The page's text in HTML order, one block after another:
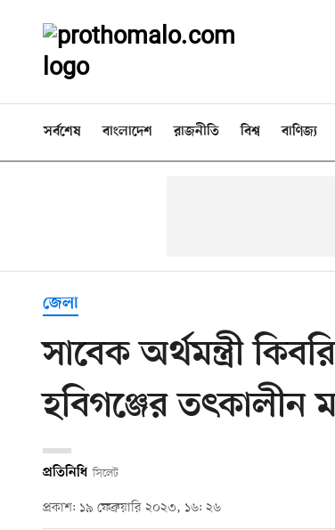
সর্বশেষ বাংলাদেশ রাজনীতি বিশ্ব বাণিজ্য
জেলা
সাবেক অর্থমন্ত্রী
হবিগঞ্জের তৎকালীন
প্রতিনিধি সিলেট
প্রকাশ: ১৯ ফেব্রুয়ারি ২০২৩, ১৬: ২৬